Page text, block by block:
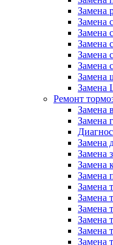
Замена
Замена
Замена
Замена
Замена
Замена
Замена
Ремонт
Замена
Замена
Замена
Замена
Замена
Замена
Замена
Замена
Замена
Замена
Замена
Замена